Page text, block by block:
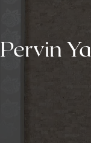
Pervin